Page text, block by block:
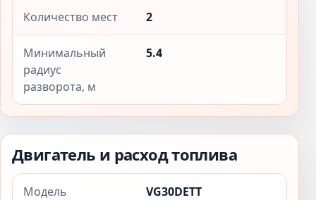
Количество мест 2
Минимальный
радиус
разворота, м
5.4
Двигатель и расход топлива
Модель
VG30DETT